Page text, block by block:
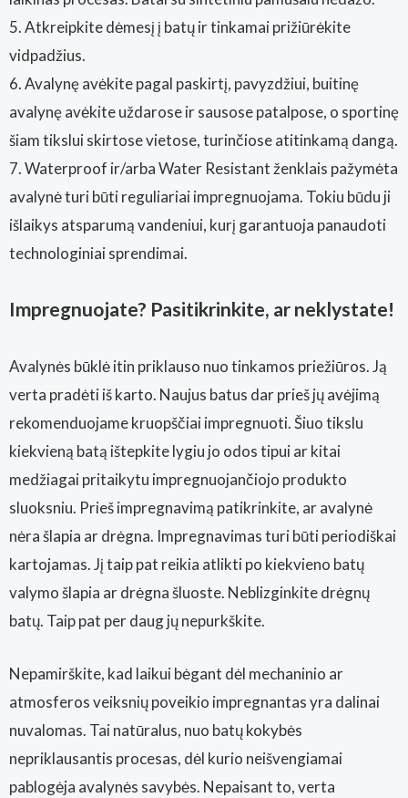
5. Atkreipkite dėmesį į batų ir tinkamai prižiūrėkite
vidpadžius.
6. Avalynę avėkite pagal paskirtį, pavyzdžiui, buitinę
avalynę avėkite uždarose ir sausose patalpose, o sportinę
šiam tikslui skirtose vietose, turinčiose atitinkamą dangą.
7. Waterproof ir/arba Water Resistant ženklais pažymėta
avalynė turi būti reguliariai impregnuojama. Tokiu būdu ji
išlaikys atsparumą vandeniui, kurį garantuoja panaudoti
technologiniai sprendimai.
Impregnuojate? Pasitikrinkite, ar neklystate!
Avalynės būklė itin priklauso nuo tinkamos priežiūros. Ją
verta pradėti iš karto. Naujus batus dar prieš jų avėjimą
rekomenduojame kruopščiai impregnuoti. Šiuo tikslu
kiekvieną batą ištepkite lygiu jo odos tipui ar kitai
medžiagai pritaikytu impregnuojančiojo produkto
sluoksniu. Prieš impregnavimą patikrinkite, ar avalynė
nėra šlapia ar drėgna. Impregnavimas turi būti periodiškai
kartojamas. Jį taip pat reikia atlikti po kiekvieno batų
valymo šlapia ar drėgna šluoste. Neblizginkite drėgnų
batų. Taip pat per daug jų nepurkškite.
Nepamirškite, kad laikui bėgant dėl mechaninio ar
atmosferos veiksnių poveikio impregnantas yra dalinai
nuvalomas. Tai natūralus, nuo batų kokybės
nepriklausantis procesas, dėl kurio neišvengiamai
pablogėja avalynės savybės. Nepaisant to, verta